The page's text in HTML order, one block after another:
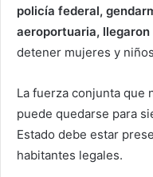
policía federal,
aeroportuaria, llegaron
detener mujeres y
La fuerza conjunta que
puede quedarse para
Estado debe estar
habitantes legales.